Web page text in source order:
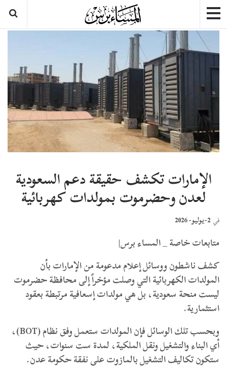
الإمارات تكشف حقيقة دعم السعودية
لعدن وحضرموت بمولدات كهربائية
في 2-يوليو- 2026
متابعات خاصة _ المساء برس|
كشف ناشطون ووسائل إعلام مدعومة من الإمارات بأن
المولدات الكهربائية التي وصلت مؤخراً إلى محافظة حضرموت
ليست منحة سعودية، بل هي مولدات إسعافية مرتبطة بعقود
استثمارية.
​وبحسب تلك الوسائل فإن المولدات ستعمل وفق نظام (BOT)،
أي البناء والتشغيل ونقل الملكية، لمدة ست سنوات، حيث
ستكون تكاليف التشغيل بالمازوت على نفقة حكومة عدن.